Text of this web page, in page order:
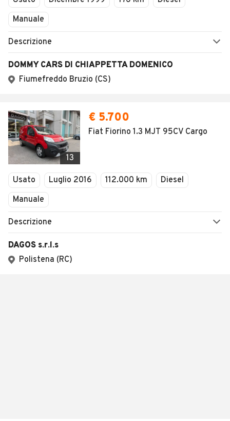
Manuale
Descrizione
DOMMY CARS DI CHIAPPETTA DOMENICO
Fiumefreddo Bruzio (CS)
13
€ 5.700
Fiat Fiorino 1.3 MJT 95CV Cargo
Usato Luglio 2016 112.000 km
Diesel
Manuale
Descrizione
DAGOS s.r.l.s
Polistena (RC)